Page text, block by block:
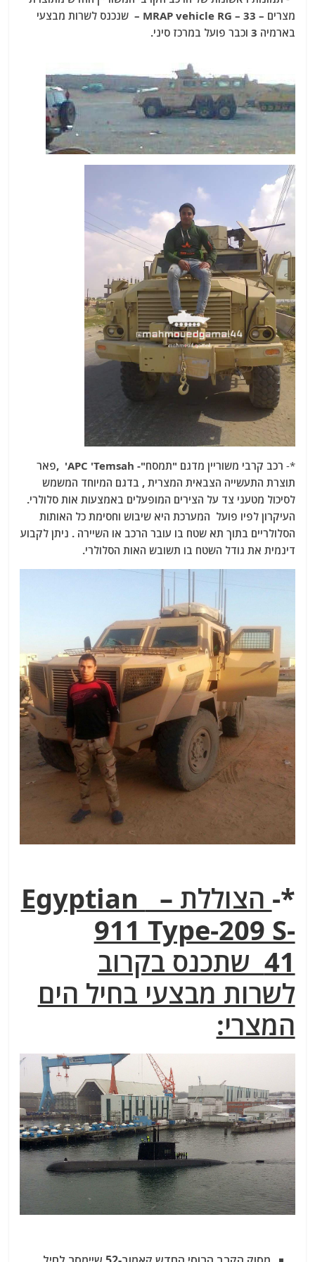
מצרים – MRAP vehicle RG – 33 – שנכנס לשרות מבצעי
בארמיה 3 וכבר פועל במרכז סיני.
*-
רכב קרבי משוריין מדגם "תמסח"- APC 'Temsah' ,פאר
תוצרת התעשייה הצבאית המצרית , בדגם המיוחד המשמש
לסיכול מטעני צד על הצירים המופעלים באמצעות אות סלולרי.
העיקרון לפיו פועל המערכת היא שיבוש וחסימת כל האותות
הסלולריים בתוך תא שטח בו עובר הרכב או השיירה . ניתן לקבוע
דינמית את גודל השטח בו תשובש האות הסלולרי.
*-
הצוללת – Egyptian
911 Type-209 S-
41 שתכנס בקרוב
לשרות מבצעי בחיל הים
המצרי: